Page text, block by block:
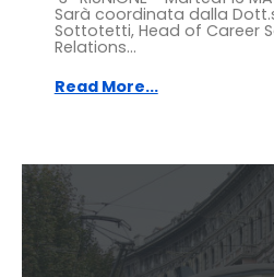
Sarà coordinata dalla
Sottotetti, Head of Career
Relations...
Read More...